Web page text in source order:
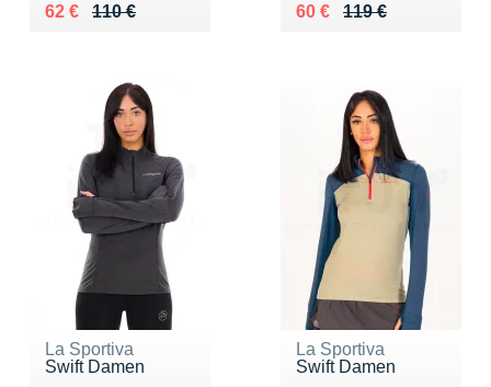
110 €
Au lieu de 110 €
62 €
Vendu 62 € 119 €
Au lieu de 119 €
60 €
Vendu 60 €
La Sportiva
Swift Damen
La Sportiva
Swift Damen